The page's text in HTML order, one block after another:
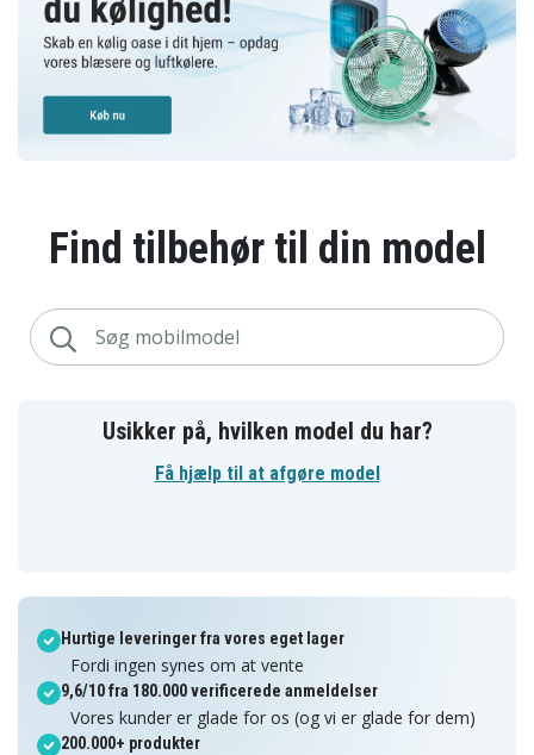
Find tilbehør til din model
Usikker på, hvilken model du har?
Få hjælp til at afgøre model
Hurtige leveringer fra vores eget lager
Fordi ingen synes om at vente
9,6/10 fra 180.000 verificerede anmeldelser
Vores kunder er glade for os (og vi er glade for dem)
200.000+ produkter